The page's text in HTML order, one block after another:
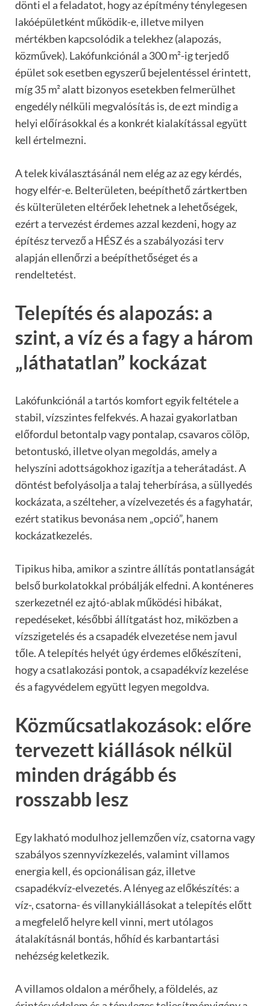
dönti el a feladatot, hogy az építmény ténylegesen
lakóépületként működik-e, illetve milyen
mértékben kapcsolódik a telekhez (alapozás,
közművek). Lakófunkciónál a 300 m²-ig terjedő
épület sok esetben egyszerű bejelentéssel érintett,
míg 35 m² alatt bizonyos esetekben felmerülhet
engedély nélküli megvalósítás is, de ezt mindig a
helyi előírásokkal és a konkrét kialakítással együtt
kell értelmezni.
A telek kiválasztásánál nem elég az az egy kérdés,
hogy elfér-e. Belterületen, beépíthető zártkertben
és külterületen eltérőek lehetnek a lehetőségek,
ezért a tervezést érdemes azzal kezdeni, hogy az
építész tervező a HÉSZ és a szabályozási terv
alapján ellenőrzi a beépíthetőséget és a
rendeltetést.
Telepítés és alapozás: a
szint, a víz és a fagy a három
„láthatatlan” kockázat
Lakófunkciónál a tartós komfort egyik feltétele a
stabil, vízszintes felfekvés. A hazai gyakorlatban
előfordul betontalp vagy pontalap, csavaros cölöp,
betontuskó, illetve olyan megoldás, amely a
helyszíni adottságokhoz igazítja a teherátadást. A
döntést befolyásolja a talaj teherbírása, a süllyedés
kockázata, a szélteher, a vízelvezetés és a fagyhatár,
ezért statikus bevonása nem „opció”, hanem
kockázatkezelés.
Tipikus hiba, amikor a szintre állítás pontatlanságát
belső burkolatokkal próbálják elfedni. A konténeres
szerkezetnél ez ajtó-ablak működési hibákat,
repedéseket, későbbi állítgatást hoz, miközben a
vízszigetelés és a csapadék elvezetése nem javul
tőle. A telepítés helyét úgy érdemes előkészíteni,
hogy a csatlakozási pontok, a csapadékvíz kezelése
és a fagyvédelem együtt legyen megoldva.
Közműcsatlakozások: előre
tervezett kiállások nélkül
minden drágább és
rosszabb lesz
Egy lakható modulhoz jellemzően víz, csatorna vagy
szabályos szennyvízkezelés, valamint villamos
energia kell, és opcionálisan gáz, illetve
csapadékvíz-elvezetés. A lényeg az előkészítés: a
víz-, csatorna- és villanykiállásokat a telepítés előtt
a megfelelő helyre kell vinni, mert utólagos
átalakításnál bontás, hőhíd és karbantartási
nehézség keletkezik.
A villamos oldalon a mérőhely, a földelés, az